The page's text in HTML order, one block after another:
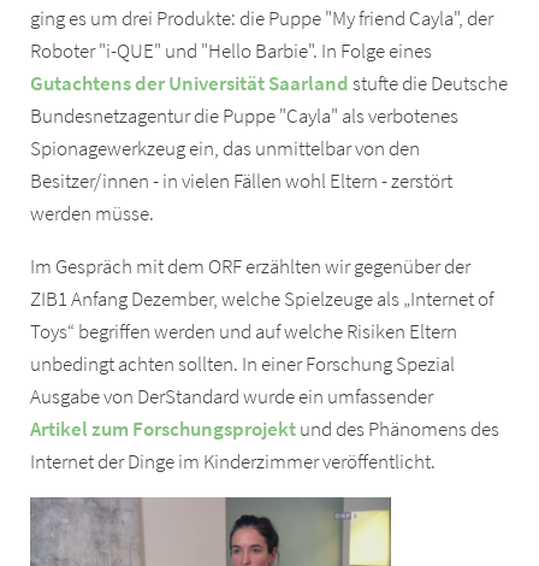
ging es um drei Produkte: die Puppe "My friend Cayla", der
Roboter "i-QUE" und "Hello Barbie". In Folge eines
Gutachtens der Universität Saarlandstufte die Deutsche
Bundesnetzagentur die Puppe "Cayla" als verbotenes
Spionagewerkzeug ein, das unmittelbar von den
Besitzer/innen - in vielen Fällen wohl Eltern - zerstört
werden müsse.
Im Gespräch mit dem ORF erzählten wir gegenüber der
ZIB1 Anfang Dezember, welche Spielzeuge als „Internet of
Toys“ begriffen werden und auf welche Risiken Eltern
unbedingt achten sollten. In einer Forschung Spezial
Ausgabe von DerStandard wurde ein umfassender
Artikel zum Forschungsprojektund des Phänomens des
Internet der Dinge im Kinderzimmer veröffentlicht.